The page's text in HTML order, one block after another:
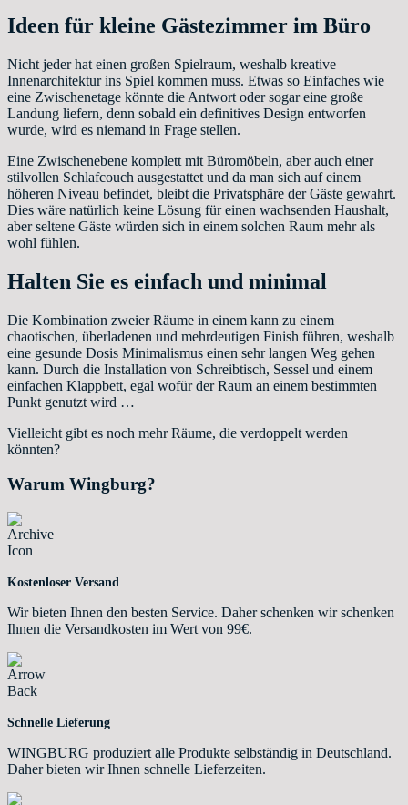
Ideen für kleine Gästezimmer im Büro
Nicht jeder hat einen großen Spielraum, weshalb kreative
Innenarchitektur ins Spiel kommen muss. Etwas so Einfaches wie
eine Zwischenetage könnte die Antwort oder sogar eine große
Landung liefern, denn sobald ein definitives Design entworfen
wurde, wird es niemand in Frage stellen.
Eine Zwischenebene komplett mit Büromöbeln, aber auch einer
stilvollen Schlafcouch ausgestattet und da man sich auf einem
höheren Niveau befindet, bleibt die Privatsphäre der Gäste gewahrt.
Dies wäre natürlich keine Lösung für einen wachsenden Haushalt,
aber seltene Gäste würden sich in einem solchen Raum mehr als
wohl fühlen.
Halten Sie es einfach und minimal
Die Kombination zweier Räume in einem kann zu einem
chaotischen, überladenen und mehrdeutigen Finish führen, weshalb
eine gesunde Dosis Minimalismus einen sehr langen Weg gehen
kann. Durch die Installation von Schreibtisch, Sessel und einem
einfachen Klappbett, egal wofür der Raum an einem bestimmten
Punkt genutzt wird …
Vielleicht gibt es noch mehr Räume, die verdoppelt werden
könnten?
Warum Wingburg?
Kostenloser Versand
Wir bieten Ihnen den besten Service. Daher schenken wir schenken
Ihnen die Versandkosten im Wert von 99€.
Schnelle Lieferung
WINGBURG produziert alle Produkte selbständig in Deutschland.
Daher bieten wir Ihnen schnelle Lieferzeiten.